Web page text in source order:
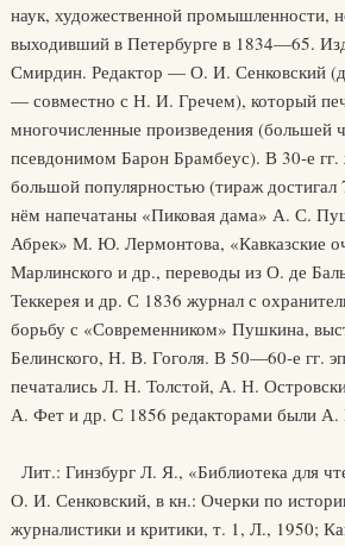
наук, художественной промышленности,
выходивший в Петербурге в 1834—65.
Смирдин. Редактор — О. И. Сенковский
— совместно с Н. И. Гречем), который
многочисленные произведения (большей
псевдонимом Барон Брамбеус). В 30-е гг.
большой популярностью (тираж достигал
нём напечатаны «Пиковая дама» А. С.
Абрек» М. Ю. Лермонтова, «Кавказские
Марлинского и др., переводы из О. де
Теккерея и др. С 1836 журнал с
борьбу с «Современником» Пушкина,
Белинского, Н. В. Гоголя. В 50—60-е гг.
печатались Л. Н. Толстой, А. Н.
А. Фет и др. С 1856 редакторами были
Лит.: Гинзбург Л. Я., «Библиотека для
О. И. Сенковский, в кн.: Очерки по
журналистики и критики, т. 1, Л., 1950;